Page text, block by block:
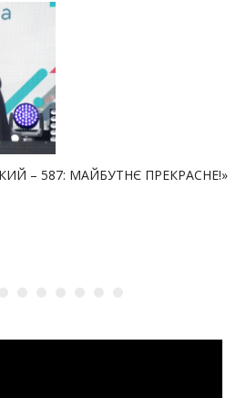
– 587: МАЙБУТНЄ ПРЕКРАСНЕ!»